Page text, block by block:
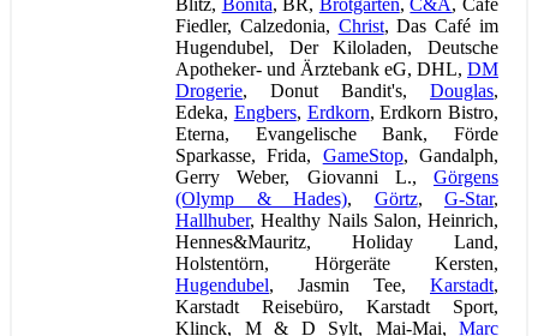
Fiedler, Calzedonia, Christ, Das Café im
Hugendubel, Der Kiloladen, Deutsche
Apotheker- und Ärztebank eG, DHL, DM
Drogerie, Donut Bandit's, Douglas,
Edeka, Engbers, Erdkorn, Erdkorn Bistro,
Eterna, Evangelische Bank, Förde
Sparkasse, Frida, GameStop, Gandalph,
Gerry Weber, Giovanni L., Görgens
(Olymp & Hades), Görtz, G-Star,
Hallhuber, Healthy Nails Salon, Heinrich,
Hennes&Mauritz, Holiday Land,
Holstentörn, Hörgeräte Kersten,
Hugendubel, Jasmin Tee, Karstadt,
Karstadt Reisebüro, Karstadt Sport,
Klinck, M & D Sylt, Mai-Mai, Marc